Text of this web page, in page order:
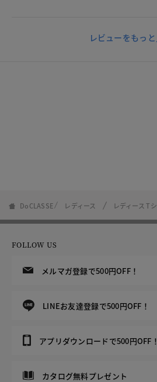
レビューをもっ
DoCLASSE レディース レディース T
FOLLOW US
メルマガ登録で500円OFF！
LINEお友達登録で500円OFF！
アプリダウンロードで500円OFF！
カタログ無料プレゼント